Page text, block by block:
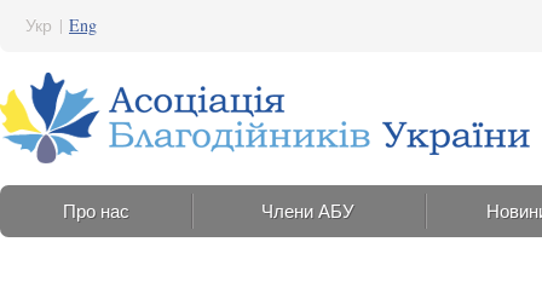
Укр | Eng
Про нас Члени АБУ